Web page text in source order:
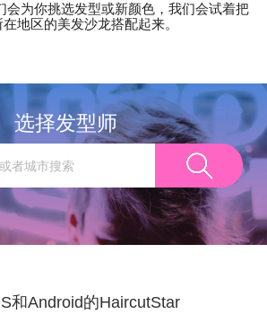
会为你挑选发型或新颜色，我们会试着把
地区的美发沙龙搭配起来。
选择发型师
和Android的HaircutStar